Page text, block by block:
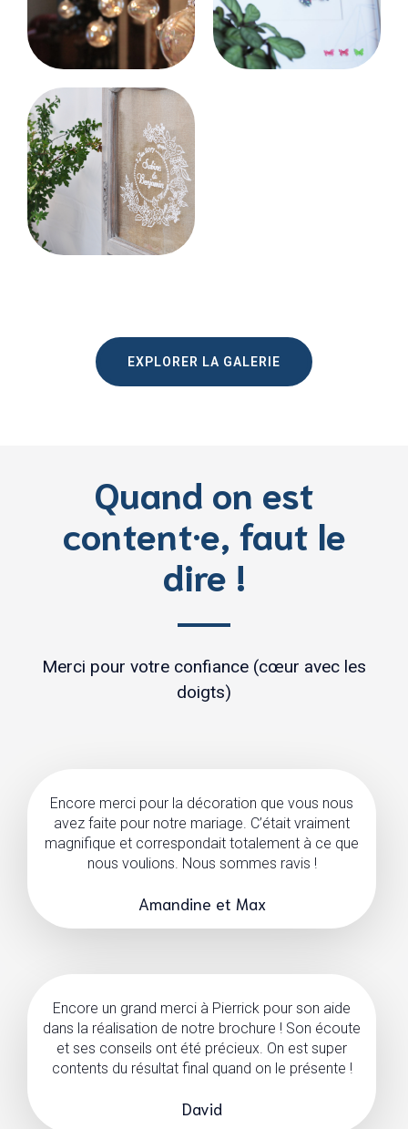
EXPLORER LA GALERIE
Quand on est
content·e, faut le
dire !
Merci pour votre confiance (cœur avec les
doigts)
Encore merci pour la décoration que vous nous
avez faite pour notre mariage. C’était vraiment
magnifique et correspondait totalement à ce que
nous voulions. Nous sommes ravis !
Amandine et Max
Encore un grand merci à Pierrick pour son aide
dans la réalisation de notre brochure ! Son écoute
et ses conseils ont été précieux. On est super
contents du résultat final quand on le présente !
David